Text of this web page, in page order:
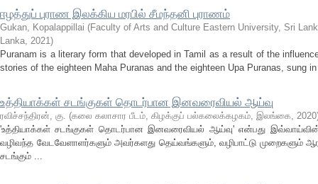
ஈழத்துப் புராண இலக்கிய மரபில் சீமந்தனி புராணம்
Gukan, Kopalappillai (Faculty of Arts and Culture Eastern University, Sri
Lanka, 2021)
Puranam is a literary form that developed in Tamil as a result of the
stories of the eighteen Maha Puranas and the eighteen Upa Puranas, sung
உத்தியாக்கள் சடங்குகள் தொடர்பான இனவரைவியல் ஆய்வு
ரவிச்சந்திரன், கு. (கலை கலாசார பீடம், கிழக்குப் பல்கலைக்கழகம், இலங்கை, 2020
'உத்தியாக்கள் சடங்குகள் தொடர்பான இனவரைவியல் ஆய்வு' என்பது
வழிவந்த வேடவேளாளர்களும் அவர்களது தெய்வங்களும், வழிபாட்டு முறைகளும்
சடங்கும் ...